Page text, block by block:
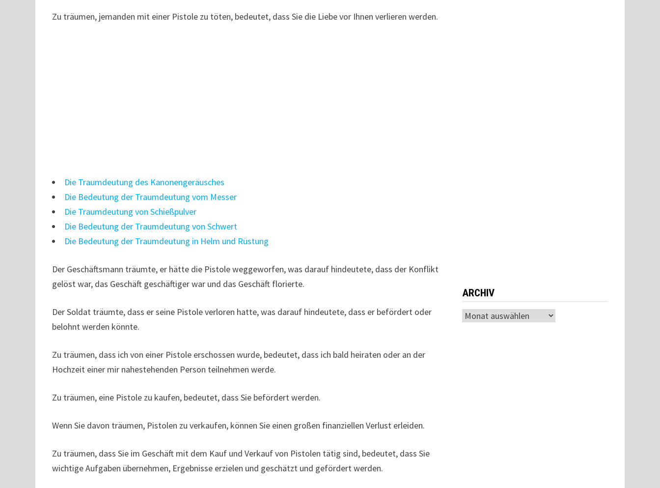
Zu träumen, jemanden mit einer Pistole zu töten, bedeutet, dass Sie die Liebe vor Ihnen verlieren werden.
Die Traumdeutung des Kanonengeräusches
Die Bedeutung der Traumdeutung vom Messer
Die Traumdeutung von Schießpulver
Die Bedeutung der Traumdeutung von Schwert
Die Bedeutung der Traumdeutung in Helm und Rüstung
Der Geschäftsmann träumte, er hätte die Pistole weggeworfen, was darauf hindeutete, dass der Konflikt
gelöst war, das Geschäft geschäftiger war und das Geschäft florierte.
Der Soldat träumte, dass er seine Pistole verloren hatte, was darauf hindeutete, dass er befördert oder
belohnt werden könnte.
Zu träumen, dass ich von einer Pistole erschossen wurde, bedeutet, dass ich bald heiraten oder an der
Hochzeit einer mir nahestehenden Person teilnehmen werde.
Zu träumen, eine Pistole zu kaufen, bedeutet, dass Sie befördert werden.
Wenn Sie davon träumen, Pistolen zu verkaufen, können Sie einen großen finanziellen Verlust erleiden.
Zu träumen, dass Sie im Geschäft mit dem Kauf und Verkauf von Pistolen tätig sind, bedeutet, dass Sie
wichtige Aufgaben übernehmen, Ergebnisse erzielen und geschätzt und gefördert werden.
ARCHIV
Archiv